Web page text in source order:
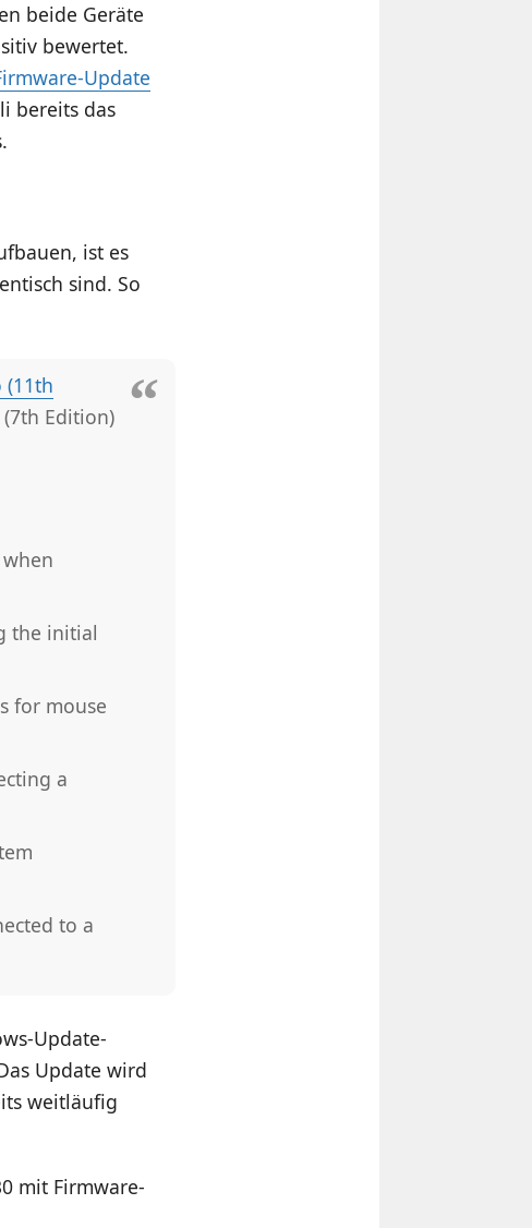
beide Geräte
bewertet.
Update
bereits das
ist es
sind. So
(11th
Edition)
the initial
for mouse
a
to a
Update-
Update wird
weitläufig
mit Firmware-